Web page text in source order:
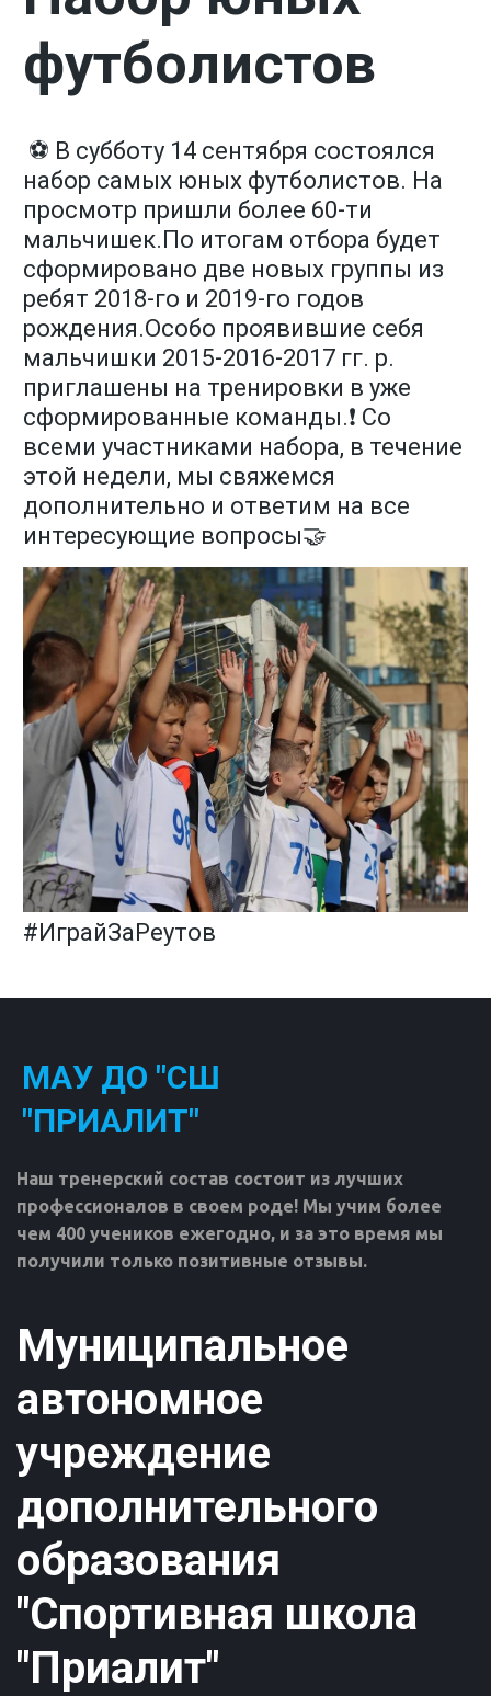
футболистов
⚽ В субботу 14 сентября состоялся
набор самых юных футболистов. На
просмотр пришли более 60-ти
мальчишек.По итогам отбора будет
сформировано две новых группы из
ребят 2018-го и 2019-го годов
рождения.Особо проявившие себя
мальчишки 2015-2016-2017 гг. р.
приглашены на тренировки в уже
сформированные команды.❗ Со
всеми участниками набора, в течение
этой недели, мы свяжемся
дополнительно и ответим на все
интересующие вопросы🤝
#ИграйЗаРеутов
МАУ ДО "СШ
"ПРИАЛИТ"
Наш тренерский состав состоит из лучших
профессионалов в своем роде! Мы учим более
чем 400 учеников ежегодно, и за это время мы
получили только позитивные отзывы.
Муниципальное
автономное
учреждение
дополнительного
образования
"Спортивная школа
"Приалит"